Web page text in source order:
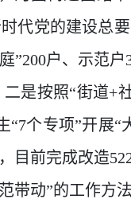
代党的建设总
”200户、示范户
是按照“街道+
“7个专项”开展“
目前完成改造
带动”的工作方